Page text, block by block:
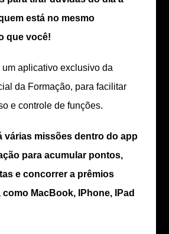
está no mesmo
que você!
um aplicativo exclusivo da
da Formação, para facilitar
e controle de funções.
várias missões dentro do app
para acumular pontos,
e concorrer a prêmios
MacBook, IPhone, IPad